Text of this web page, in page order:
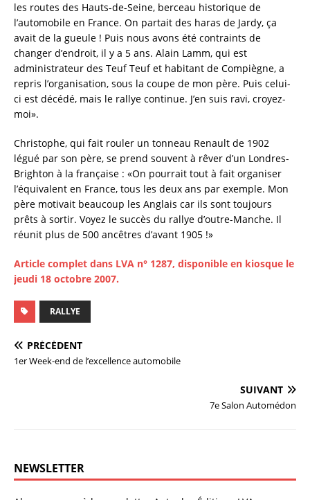
les routes des Hauts-de-Seine, berceau historique de
l’automobile en France. On partait des haras de Jardy, ça
avait de la gueule ! Puis nous avons été contraints de
changer d’endroit, il y a 5 ans. Alain Lamm, qui est
administrateur des Teuf Teuf et habitant de Compiègne, a
repris l’organisation, sous la coupe de mon père. Puis celui-
ci est décédé, mais le rallye continue. J’en suis ravi, croyez-
moi».
Christophe, qui fait rouler un tonneau Renault de 1902
légué par son père, se prend souvent à rêver d’un Londres-
Brighton à la française : «On pourrait tout à fait organiser
l’équivalent en France, tous les deux ans par exemple. Mon
père motivait beaucoup les Anglais car ils sont toujours
prêts à sortir. Voyez le succès du rallye d’outre-Manche. Il
réunit plus de 500 ancêtres d’avant 1905 !»
Article complet dans LVA n° 1287, disponible en kiosque le
jeudi 18 octobre 2007.
RALLYE
PRÉCÉDENT
1er Week-end de l’excellence automobile
SUIVANT
7e Salon Automédon
NEWSLETTER